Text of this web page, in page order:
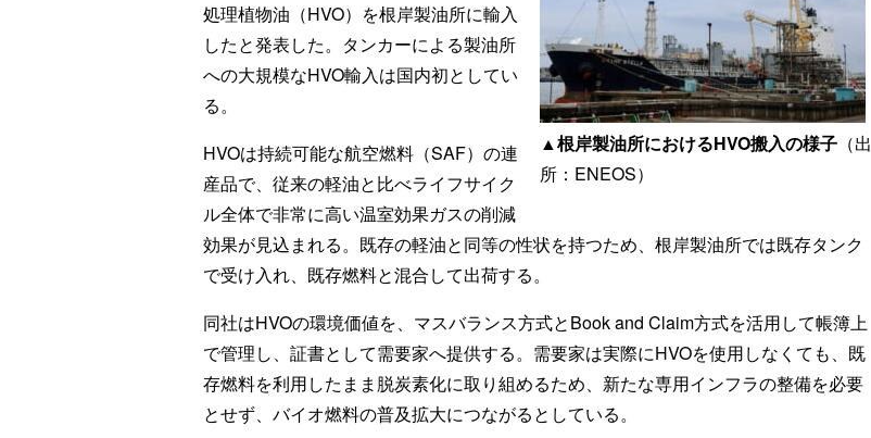
▲根岸製油所におけるHVO搬入の様子 （出
所：ENEOS）
処理植物油（HVO）を根岸製油所に輸入
したと発表した。タンカーによる製油所
への大規模なHVO輸入は国内初としてい
る。
HVOは持続可能な航空燃料（SAF）の連
産品で、従来の軽油と比べライフサイク
ル全体で非常に高い温室効果ガスの削減
効果が見込まれる。既存の軽油と同等の性状を持つため、根岸製油所では既存タンク
で受け入れ、既存燃料と混合して出荷する。
同社はHVOの環境価値を、マスバランス方式とBook and Claim方式を活用して帳簿上
で管理し、証書として需要家へ提供する。需要家は実際にHVOを使用しなくても、既
存燃料を利用したまま脱炭素化に取り組めるため、新たな専用インフラの整備を必要
とせず、バイオ燃料の普及拡大につながるとしている。